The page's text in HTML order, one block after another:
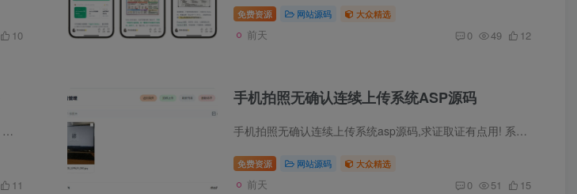
10
免费资源 网站源码 大众精选
前天 0 49 12
这个插件作用，很多做拉新哥们应该知道！就不多说了。WordPress网盘移动拉新插件,网盘拉新 核心功能 14+ 主流网盘支持 百度网盘、夸克网盘、阿里云盘、123云盘、蓝奏云等全面覆盖。 二维码弹窗...
11
手机拍照无确认连续上传系统ASP源码
手机拍照无确认连续上传系统asp源码,求证取证有点用! 系统要求：有自己的域名（公网IP）和存储空间（服务器开启IIS），必须开启SSL（也就是要有https），否则无法启用手机的摄像头。 系统其实就...
免费资源 网站源码 大众精选
前天 0 51 15